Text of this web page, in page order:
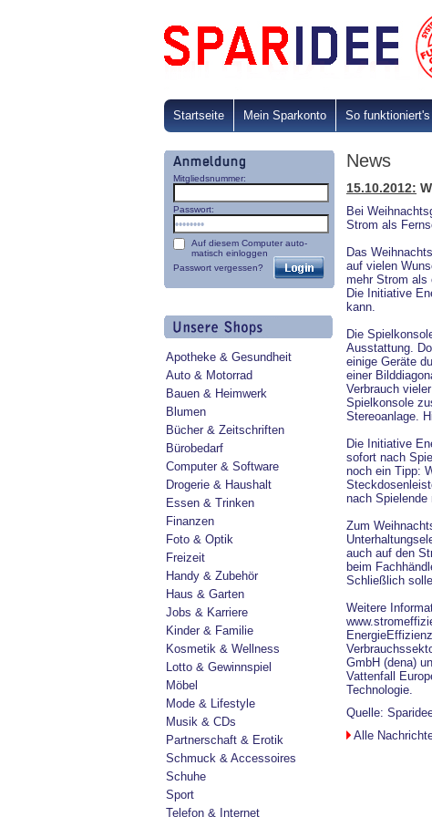
Startseite Mein Sparkonto So funktioniert's
Mitgliedsnummer:
Passwort:
Auf diesem Computer auto-
matisch einloggen
Passwort vergessen?
Apotheke & Gesundheit
Auto & Motorrad
Bauen & Heimwerk
Blumen
Bücher & Zeitschriften
Bürobedarf
Computer & Software
Drogerie & Haushalt
Essen & Trinken
Finanzen
Foto & Optik
Freizeit
Handy & Zubehör
Haus & Garten
Jobs & Karriere
Kinder & Familie
Kosmetik & Wellness
Lotto & Gewinnspiel
Möbel
Mode & Lifestyle
Musik & CDs
Partnerschaft & Erotik
Schmuck & Accessoires
Schuhe
Sport
Telefon & Internet
News
15.10.2012:
Bei
Strom als
Das
auf vielen
mehr Strom als
Die Initiative
kann.
Die
Ausstattung.
einige Geräte
einer
Verbrauch
Spielkonsole
Stereoanlage.
Die Initiative
sofort nach
noch ein Tipp:
nach
Zum
auch auf den
beim
Schließlich
Weitere
GmbH (dena)
Vattenfall
Technologie.
Quelle:
Alle